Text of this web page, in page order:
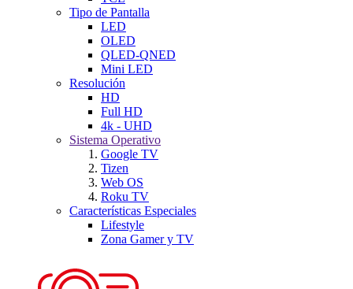
Tipo de Pantalla
LED
OLED
QLED-QNED
Mini LED
Resolución
HD
Full HD
4k - UHD
Sistema Operativo
Google TV
Tizen
Web OS
Roku TV
Características Especiales
Lifestyle
Zona Gamer y TV